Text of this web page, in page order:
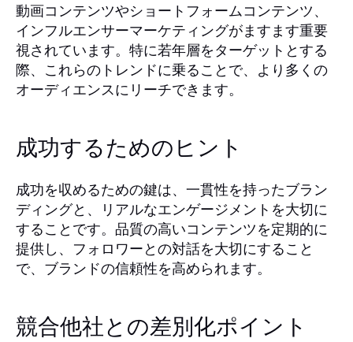
動画コンテンツやショートフォームコンテンツ、
インフルエンサーマーケティングがますます重要
視されています。特に若年層をターゲットとする
際、これらのトレンドに乗ることで、より多くの
オーディエンスにリーチできます。
成功するためのヒント
成功を収めるための鍵は、一貫性を持ったブラン
ディングと、リアルなエンゲージメントを大切に
することです。品質の高いコンテンツを定期的に
提供し、フォロワーとの対話を大切にすること
で、ブランドの信頼性を高められます。
競合他社との差別化ポイント